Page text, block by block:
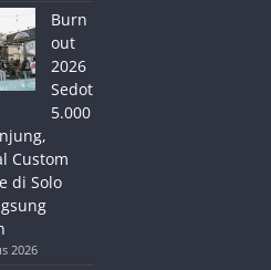
Burn
out
2026
Sedot
5.000
Custom
di Solo
2026